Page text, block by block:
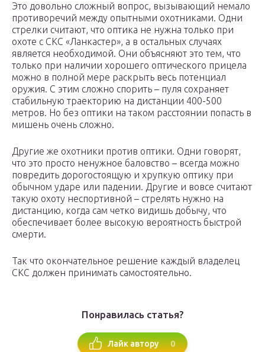
Это довольно сложный вопрос, вызывающий немало
противоречий между опытными охотниками. Одни
стрелки считают, что оптика не нужна только при
охоте с СКС «Ланкастер», а в остальных случаях
является необходимой. Они объясняют это тем, что
только при наличии хорошего оптического прицела
можно в полной мере раскрыть весь потенциал
оружия. С этим сложно спорить – пуля сохраняет
стабильную траекторию на дистанции 400-500
метров. Но без оптики на таком расстоянии попасть в
мишень очень сложно.
Другие же охотники против оптики. Одни говорят,
что это просто ненужное баловство – всегда можно
повредить дорогостоящую и хрупкую оптику при
обычном ударе или падении. Другие и вовсе считают
такую охоту неспортивной – стрелять нужно на
дистанцию, когда сам четко видишь добычу, что
обеспечивает более высокую вероятность быстрой
смерти.
Так что окончательное решение каждый владелец
СКС должен принимать самостоятельно.
Понравилась статья?
Лайк автору 0